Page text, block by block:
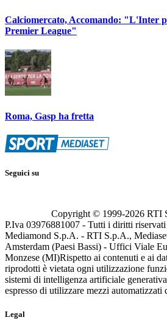
Calciomercato, Accomando: "L'Inter
Premier League"
Roma, Gasp ha fretta
Seguici su
Copyright © 1999-2026 RTI
P.Iva 03976881007 - Tutti i diritti
Mediamond S.p.A. - RTI S.p.A.,
Amsterdam (Paesi Bassi) - Uffici Viale
Monzese (MI)Rispetto ai contenuti e ai
riprodotti è vietata ogni utilizzazione
sistemi di intelligenza artificiale
espresso di utilizzare mezzi automatizzati
Legal